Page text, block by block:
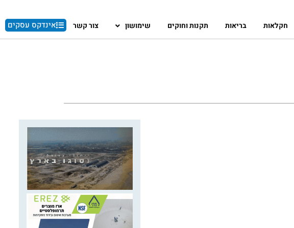
חקלאות בריאות תקנות וחוקים שימושון צור קשר אינדקס עסקים